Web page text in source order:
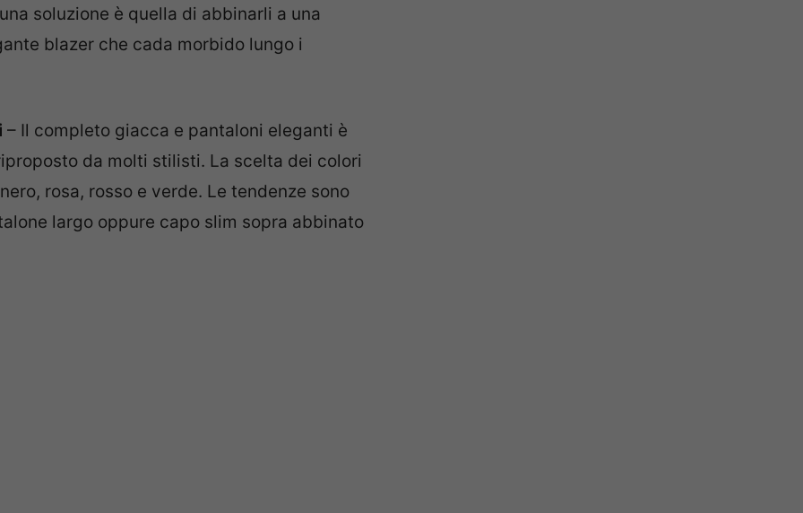
soluzione è quella di abbinarli a una
blazer che cada morbido lungo i
– Il completo giacca e pantaloni eleganti è
da molti stilisti. La scelta dei colori
rosa, rosso e verde. Le tendenze sono
largo oppure capo slim sopra abbinato